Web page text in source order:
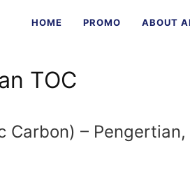
HOME PROMO ABOUT
TOC
Carbon) –